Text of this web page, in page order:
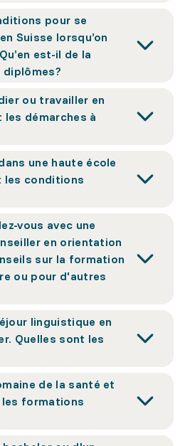
pour se
Suisse lorsqu’on
est-il de la
diplômes?
ou travailler en
les démarches à
une haute école
les conditions
vous avec une
en orientation
sur la formation
ou pour d'autres
linguistique en
Quelles sont les
de la santé et
formations